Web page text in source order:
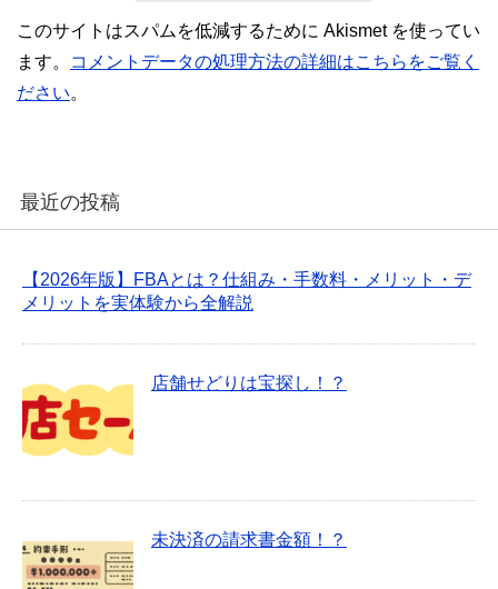
このサイトはスパムを低減するために Akismet を使ってい
ます。
コメントデータの処理方法の詳細はこちらをご覧く
ださい。
最近の投稿
【2026年版】FBAとは？仕組み・手数料・メリット・デ
メリットを実体験から全解説
店舗せどりは宝探し！？
未決済の請求書金額！？